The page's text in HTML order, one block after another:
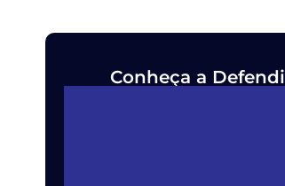
Conheça a Defendi